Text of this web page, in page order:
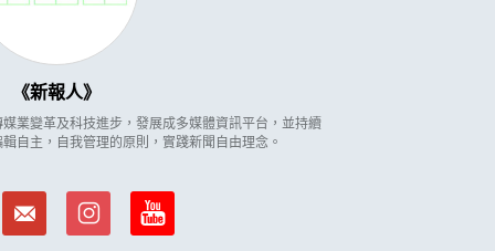
新報人
業變革及科技進步，發展成多媒體資訊平台，並持續
自主，自我管理的原則，實踐新聞自由理念。